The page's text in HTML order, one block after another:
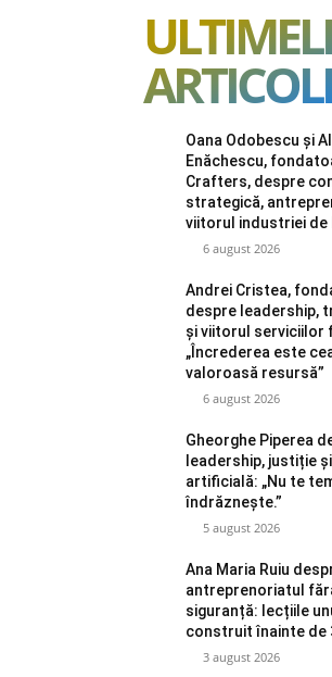
Oana Odobescu și
Enăchescu,
Crafters, despre
strategică,
viitorul industriei de
6 august 2026
Andrei Cristea,
despre leadership,
și viitorul serviciilor
„Încrederea este
valoroasă resursă”
6 august 2026
Gheorghe Piperea
leadership, justiție
artificială: „Nu te
îndrăznește.”
5 august 2026
Ana Maria Ruiu
antreprenoriatul
siguranță: lecțiile
construit înainte de
3 august 2026